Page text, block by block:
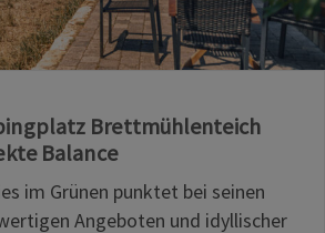
Brettmühlenteich
Balance
im Grünen punktet bei seinen
Angeboten und idyllischer